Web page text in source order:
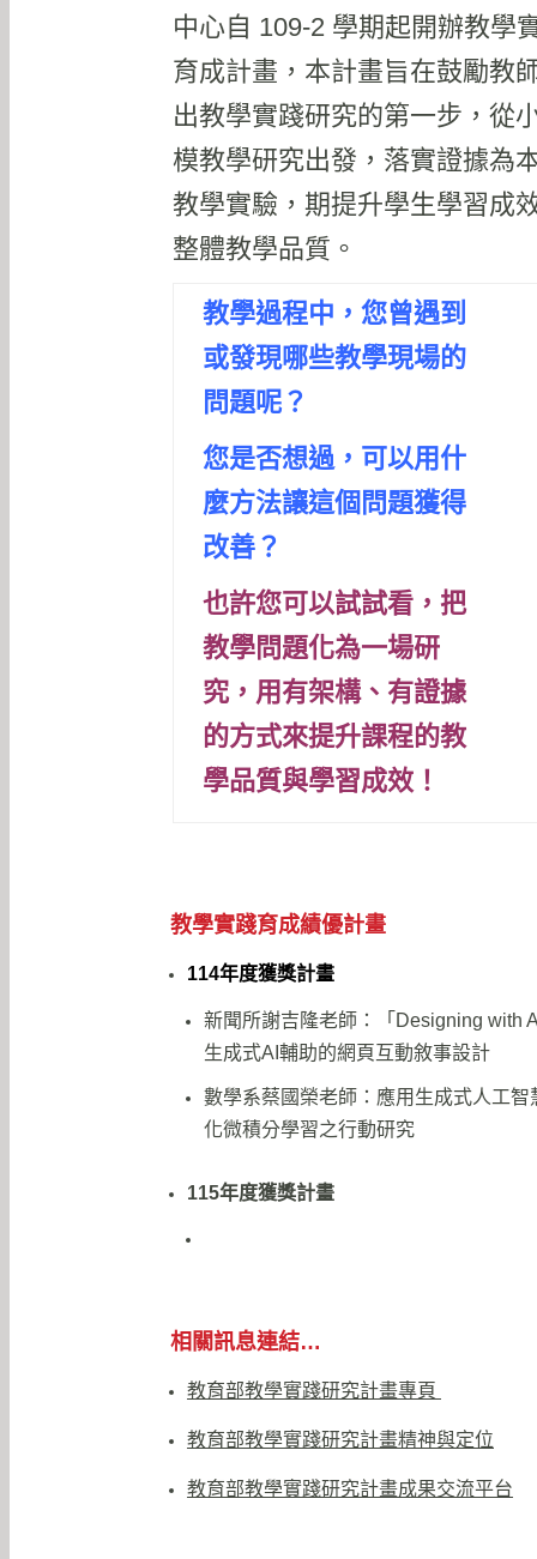
中心自 109-2 學期起開辦教學
育成計畫，本計畫旨在鼓勵教
出教學實踐研究的第一步，從
模教學研究出發，落實證據為
教學實驗，期提升學生學習成
整體教學品質。
教學過程中，您曾遇到
或發現哪些教學現場的
問題呢？
您是否想過，可以用什
麼方法讓這個問題獲得
改善？
也許您可以試試看，把
教學問題化為一場研
究， 用有架構、有證據
的方式來提升課程的教
學品質與學習成效！
教學實踐育成績優計畫
114年度獲獎計畫
新聞所謝吉隆老師：「Designing with
⽣成式AI輔助的網⾴互動敘事設計
數學系蔡國榮老師：應用生成式人工智
化微積分學習之行動研究
115年度獲獎計畫
相關訊息連結…
教育部教學實踐研究計畫專頁
教育部教學實踐研究計畫精神與定位
教育部教學實踐研究計畫成果交流平台